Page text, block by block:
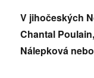
V jihočeských
Chantal
Nálepková